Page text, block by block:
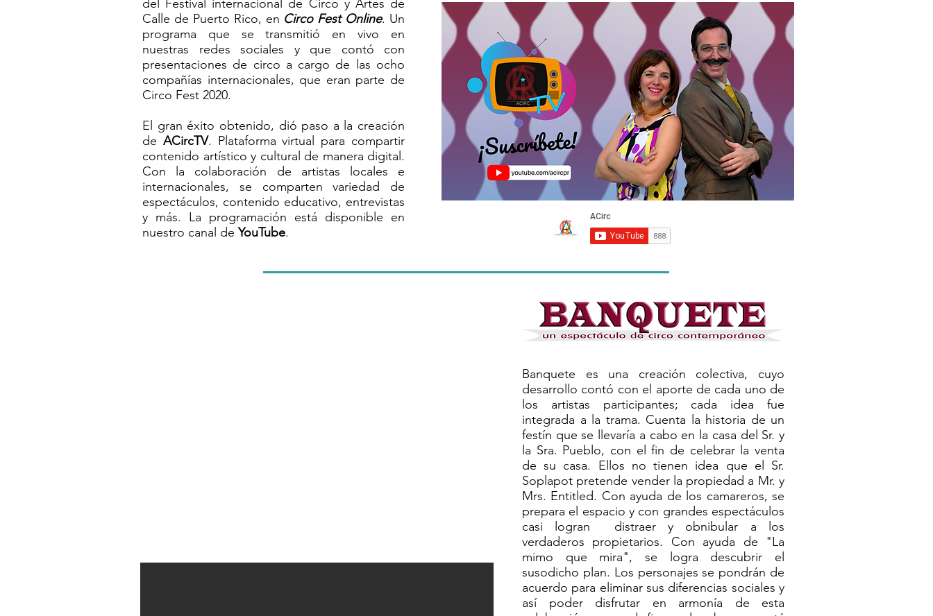
del Festival internacional de Circo y Artes de
Calle de Puerto Rico, en Circo Fest Online. Un
programa que se transmitió en vivo en
nuestras redes sociales y que contó con
presentaciones de circo a cargo de las ocho
compañías internacionales, que eran parte de
Circo Fest 2020.
El gran éxito obtenido, dió paso a la creación
de ACircTV. Plataforma virtual para compartir
contenido artístico y cultural de manera digital.
Con la colaboración de artistas locales e
internacionales, se comparten variedad de
espectáculos, contenido educativo, entrevistas
y más. La programación está disponible en
nuestro canal deYouTube.
Banquete es una creación colectiva, cuyo
desarrollo contó con el aporte de cada uno de
los artistas participantes; cada idea fue
integrada a la trama. Cuenta la historia de un
festín que se llevaría a cabo en la casa del Sr. y
la Sra. Pueblo, con el fin de celebrar la venta
de su casa. Ellos no tienen idea que el Sr.
Soplapot pretende vender la propiedad a Mr. y
Mrs. Entitled. Con ayuda de los camareros, se
prepara el espacio y con grandes espectáculos
casi logran distraer y obnibular a los
verdaderos propietarios. Con ayuda de "La
mimo que mira", se logra descubrir el
susodicho plan. Los personajes se pondrán de
acuerdo para eliminar sus diferencias sociales y
así poder disfrutar en armonía de esta